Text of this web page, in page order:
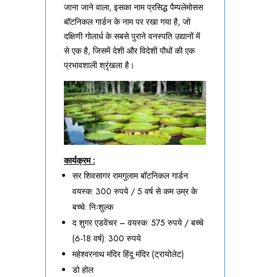
जाना जाने वाला, इसका नाम प्रसिद्ध पैम्पलेमोसस
बॉटनिकल गार्डन के नाम पर रखा गया है, जो
दक्षिणी गोलार्ध के सबसे पुराने वनस्पति उद्यानों में
से एक है, जिसमें देशी और विदेशी पौधों की एक
प्रभावशाली श्रृंखला है।
कार्यक्रम :
सर शिवसागर रामगुलाम बॉटनिकल गार्डन
वयस्क: 300 रुपये / 5 वर्ष से कम उम्र के
बच्चे: निःशुल्क
द शुगर एडवेंचर – वयस्क: 575 रुपये / बच्चे
(6-18 वर्ष): 300 रुपये
महेश्वरनाथ मंदिर हिंदू मंदिर (ट्रायोलेट)
डो होल